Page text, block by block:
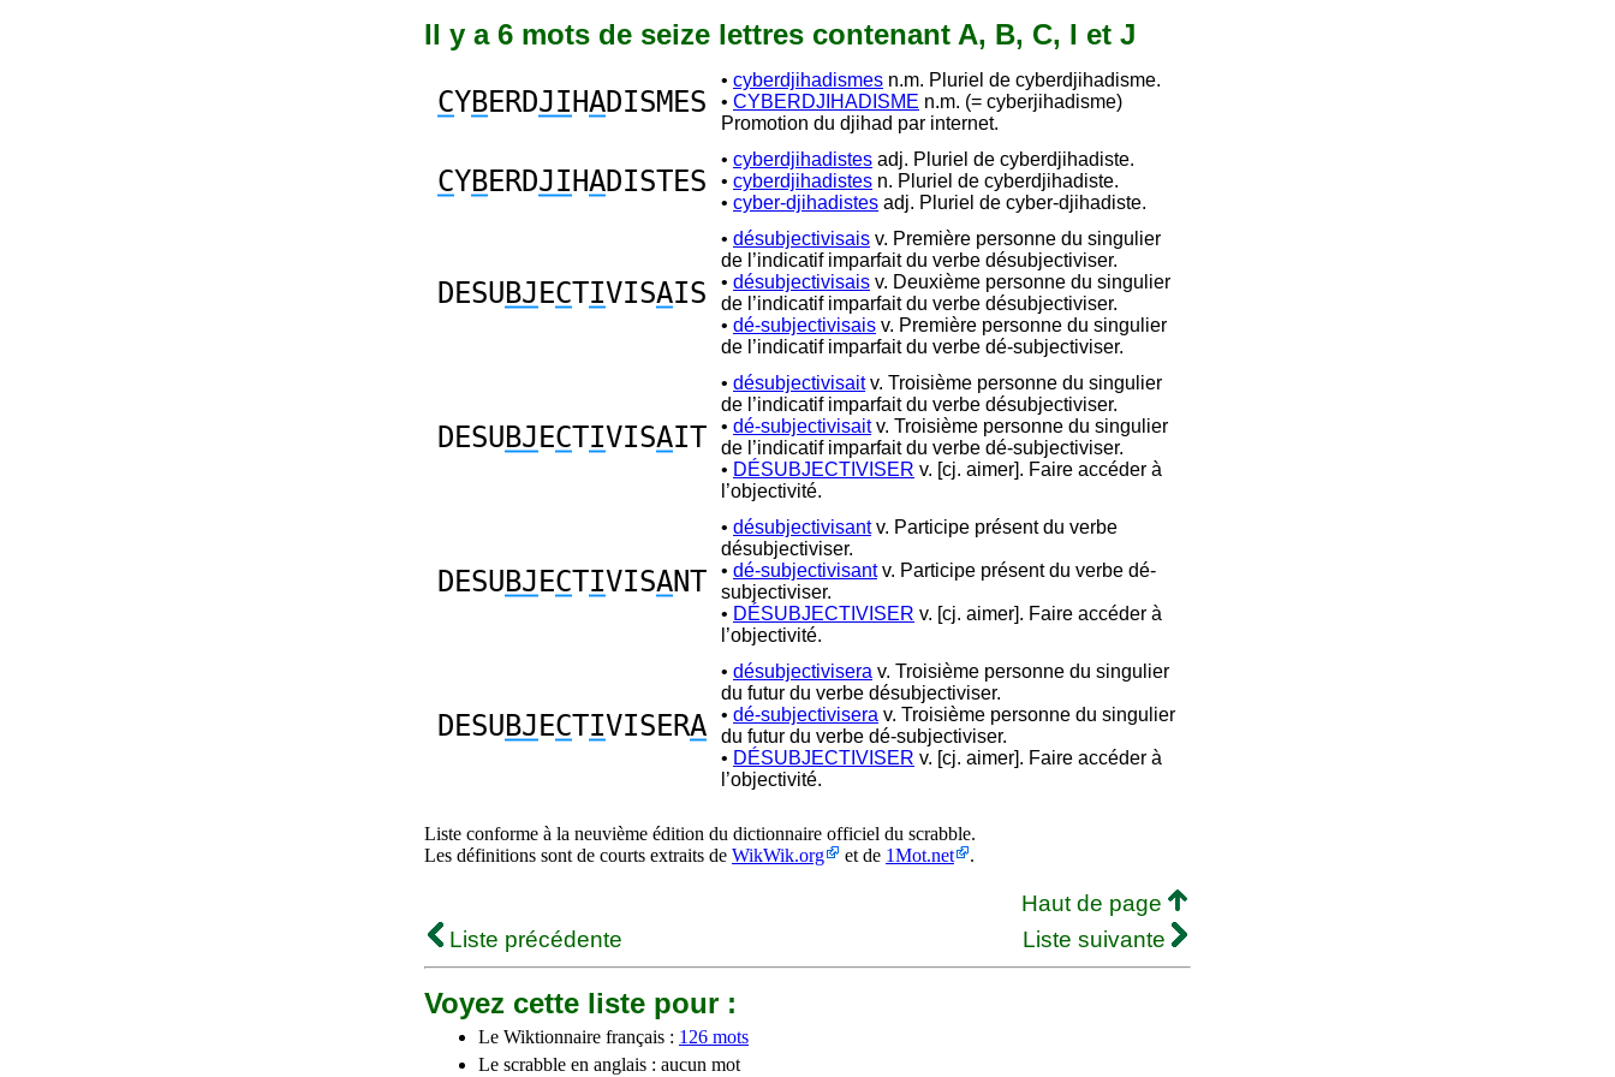
Il y a 6 mots de seize lettres contenant A, B, C, I et J
CYBERDJI HADISMES
• cyberdjihadismes n.m. Pluriel de cyberdjihadisme.
• CYBERDJIHADISME n.m. (= cyberjihadisme)
Promotion du djihad par internet.
CYBERDJI HADISTES
• cyberdjihadistes adj. Pluriel de cyberdjihadiste.
• cyberdjihadistes n. Pluriel de cyberdjihadiste.
• cyber-djihadistes adj. Pluriel de cyber-djihadiste.
DESUBJ ECTIVISAIS
• désubjectivisais v. Première personne du singulier
de l’indicatif imparfait du verbe désubjectiviser.
• désubjectivisais v. Deuxième personne du singulier
de l’indicatif imparfait du verbe désubjectiviser.
• dé-subjectivisais v. Première personne du singulier
de l’indicatif imparfait du verbe dé-subjectiviser.
DESUBJ ECTIVISAIT
• désubjectivisaitv. Troisième personne du singulier
de l’indicatif imparfait du verbe désubjectiviser.
• dé-subjectivisaitv. Troisième personne du singulier
de l’indicatif imparfait du verbe dé-subjectiviser.
• DÉSUBJECTIVISER v. [cj. aimer]. Faire accéder à
l’objectivité.
DESUBJ ECTIVISANT
• désubjectivisantv. Participe présent du verbe
désubjectiviser.
• dé-subjectivisantv. Participe présent du verbe dé-
subjectiviser.
• DÉSUBJECTIVISER v. [cj. aimer]. Faire accéder à
l’objectivité.
DESUBJ ECTIVISERA
• désubjectivisera v. Troisième personne du singulier
du futur du verbe désubjectiviser.
• dé-subjectivisera v. Troisième personne du singulier
du futur du verbe dé-subjectiviser.
• DÉSUBJECTIVISER v. [cj. aimer]. Faire accéder à
l’objectivité.
Liste conforme à la neuvième édition du dictionnaire officiel du scrabble.
Les définitions sont de courts extraits de WikWik.org et de 1Mot.net .
Haut de page
Liste précédente
Liste suivante
Voyez cette liste pour :
Le Wiktionnaire français : 126 mots
Le scrabble en anglais : aucun mot